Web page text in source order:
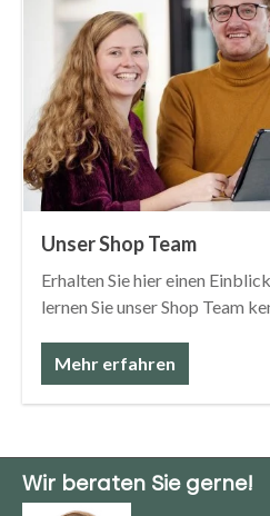
Unser Shop Team
Erhalten Sie hier einen
lernen Sie unser Shop Team
Mehr erfahren
Wir beraten Sie gerne!